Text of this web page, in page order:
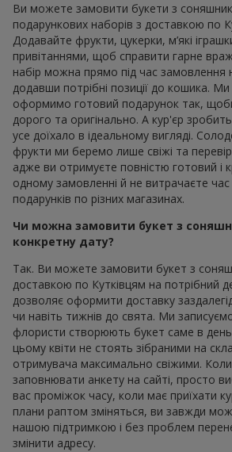
Ви можете замовити букети з
подарункових наборів з доставкою по
Додавайте фрукти, цукерки, м’які
привітаннями, щоб справити гарне
набір можна прямо під час замовлення
додавши потрібні позиції до кошика.
оформимо готовий подарунок так,
дорого та оригінально. А кур'єр
усе доїхало в ідеальному вигляді.
фрукти ми беремо лише свіжі та
адже ви отримуєте повністю готовий і
одному замовленні й не витрачаєте
подарунків по різних магазинах.
Чи можна замовити букет з
конкретну дату?
Так. Ви можете замовити букет з
доставкою по Кутківцям на потрібний
дозволяє оформити доставку
чи навіть тижнів до свята. Ми записуємо
флористи створюють букет саме в день
цьому квіти не стоять зібраними на
отримувача максимально свіжими.
заповнювати анкету на сайті, просто
вас проміжок часу, коли має приїхати
плани раптом зміняться, ви завжди
нашою підтримкою і без проблем
змінити адресу.